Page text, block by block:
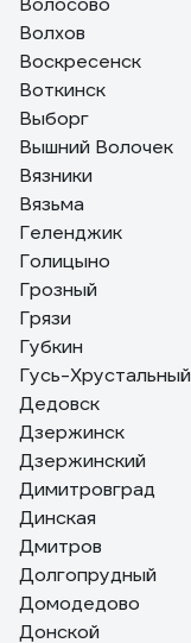
Волхов
Воскресенск
Воткинск
Выборг
Вышний Волочек
Вязники
Вязьма
Геленджик
Голицыно
Грозный
Грязи
Губкин
Гусь-Хрустальный
Дедовск
Дзержинск
Дзержинский
Димитровград
Динская
Дмитров
Долгопрудный
Домодедово
Донской